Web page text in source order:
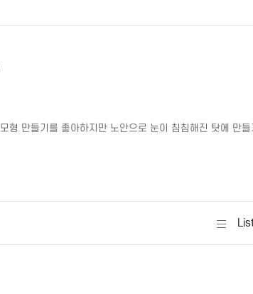
모형 만들기를 좋아하지만 노안으로 눈이 침침해진 탓에 만들